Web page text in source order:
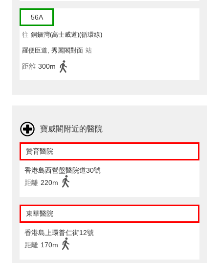
56A
往 銅鑼灣(高士威道)(循環線)
羅便臣道, 秀麗閣對面 站
距離 300m
寶威閣附近的醫院
贊育醫院
香港島西營盤醫院道30號
距離 220m
東華醫院
香港島上環普仁街12號
距離 170m